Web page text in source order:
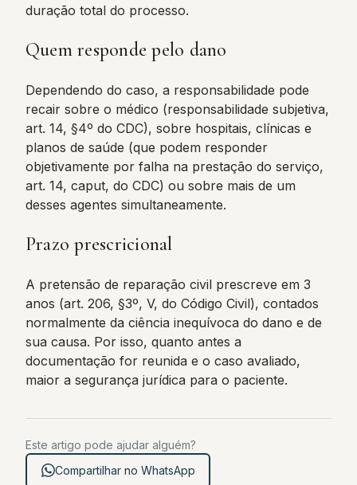
duração total do processo.
Quem responde pelo dano
Dependendo do caso, a responsabilidade pode
recair sobre o médico (responsabilidade subjetiva,
art. 14, §4º do CDC), sobre hospitais, clínicas e
planos de saúde (que podem responder
objetivamente por falha na prestação do serviço,
art. 14, caput, do CDC) ou sobre mais de um
desses agentes simultaneamente.
Prazo prescricional
A pretensão de reparação civil prescreve em 3
anos (art. 206, §3º, V, do Código Civil), contados
normalmente da ciência inequívoca do dano e de
sua causa. Por isso, quanto antes a
documentação for reunida e o caso avaliado,
maior a segurança jurídica para o paciente.
Este artigo pode ajudar alguém?
Compartilhar no WhatsApp